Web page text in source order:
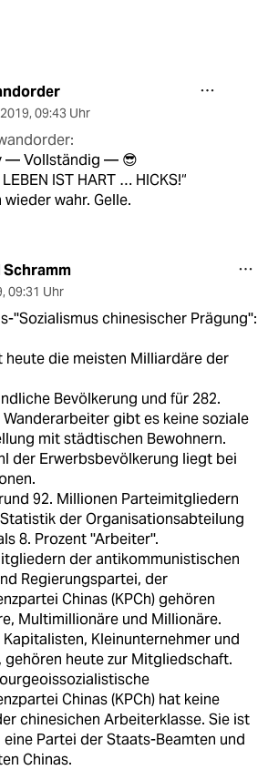
, 09:43 Uhr
— Vollständig — 😎
LEBEN IST HART … HICKS!“
wieder wahr. Gelle.
Schramm
, 09:31 Uhr
''Sozialismus chinesischer Prägung'':
heute die meisten Milliardäre der
Bevölkerung und für 282.
gibt es keine soziale
mit städtischen Bewohnern.
der Erwerbsbevölkerung liegt bei
92. Millionen Parteimitgliedern
der Organisationsabteilung
8. Prozent ''Arbeiter''.
der antikommunistischen
Regierungspartei, der
Chinas (KPCh) gehören
Multimillionäre und Millionäre.
Kleinunternehmer und
gehören heute zur Mitgliedschaft.
Chinas (KPCh) hat keine
chinesichen Arbeiterklasse. Sie ist
Partei der Staats-Beamten und
Chinas.